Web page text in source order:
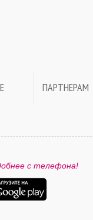
ПАРТНЕРАМ
с телефона!